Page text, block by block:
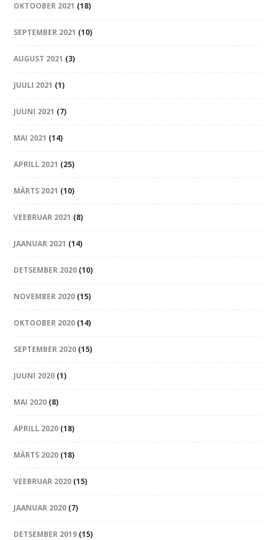
OKTOOBER 2021 (18)
SEPTEMBER 2021 (10)
AUGUST 2021 (3)
JUULI 2021 (1)
JUUNI 2021 (7)
MAI 2021 (14)
APRILL 2021 (25)
MÄRTS 2021 (10)
VEEBRUAR 2021 (8)
JAANUAR 2021 (14)
DETSEMBER 2020 (10)
NOVEMBER 2020 (15)
OKTOOBER 2020 (14)
SEPTEMBER 2020 (15)
JUUNI 2020 (1)
MAI 2020 (8)
APRILL 2020 (18)
MÄRTS 2020 (18)
VEEBRUAR 2020 (15)
JAANUAR 2020 (7)
DETSEMBER 2019 (15)